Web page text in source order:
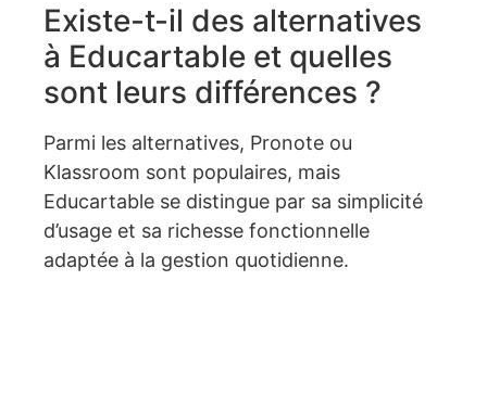
Existe-t-il des alternatives
à Educartable et quelles
sont leurs différences ?
Parmi les alternatives, Pronote ou
Klassroom sont populaires, mais
Educartable se distingue par sa simplicité
d’usage et sa richesse fonctionnelle
adaptée à la gestion quotidienne.